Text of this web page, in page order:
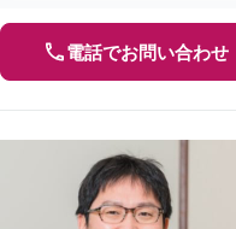
電話でお問い合わせ